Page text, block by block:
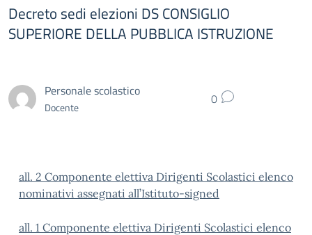
Decreto sedi elezioni DS CONSIGLIO
SUPERIORE DELLA PUBBLICA ISTRUZIONE
Personale scolastico
Docente 0
all. 2 Componente elettiva Dirigenti Scolastici elenco
nominativi assegnati all’Istituto-signed
all. 1 Componente elettiva Dirigenti Scolastici elenco